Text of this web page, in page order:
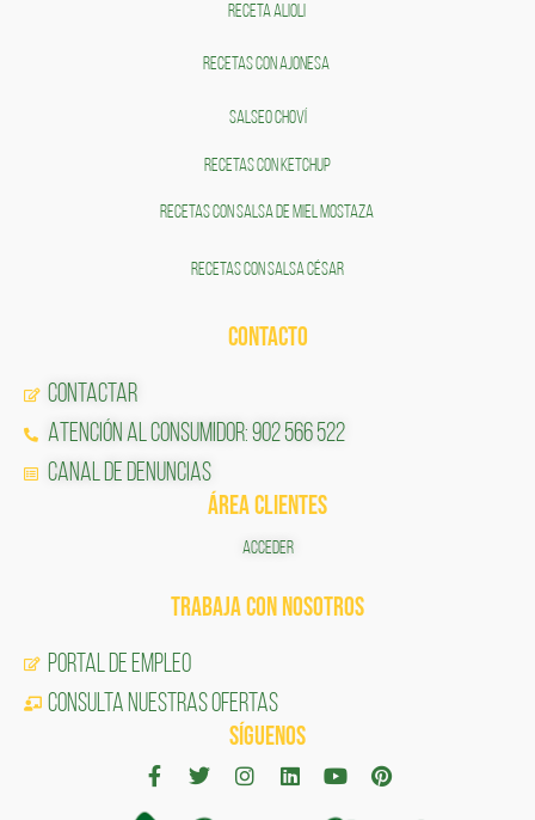
RECETA ALIOLI
RECETAS CON AJONESA
SALSEO CHOVÍ
RECETAS CON KETCHUP
RECETAS CON SALSA DE MIEL MOSTAZA
RECETAS CON SALSA CÉSAR
CONTACTO
Contactar
Atención al Consumidor: 902 566 522
Canal de Denuncias
ÁREA CLIENTES
ACCEDER
TRABAJA CON NOSOTROS
Portal de Empleo
CONSULTA NUESTRAS OFERTAS
SÍGUENOS